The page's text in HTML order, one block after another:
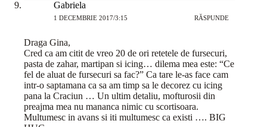
Gabriela
1 DECEMBRIE 2017/3:15 RĂSPUNDE
Draga Gina,
Cred ca am citit de vreo 20 de ori retetele de fursecuri,
pasta de zahar, martipan si icing… dilema mea este: “Ce
fel de aluat de fursecuri sa fac?” Ca tare le-as face cam
intr-o saptamana ca sa am timp sa le decorez cu icing
pana la Craciun … Un ultim detaliu, mofturosii din
preajma mea nu mananca nimic cu scortisoara.
Multumesc in avans si iti multumesc ca existi …. BIG